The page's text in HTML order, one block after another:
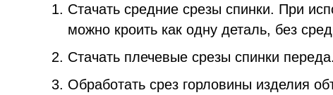
Стачать средние срезы спинки. При
можно кроить как одну деталь, без
Стачать плечевые срезы спинки переда.
Обработать срез горловины изделия